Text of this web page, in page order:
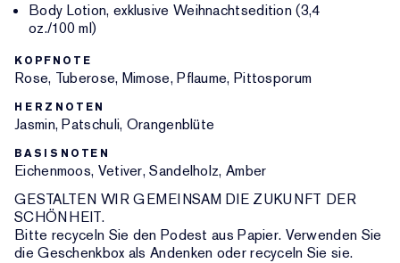
Body Lotion, exklusive Weihnachtsedition (3,4
oz./100 ml)
KOPFNOTE
Rose, Tuberose, Mimose, Pflaume, Pittosporum
HERZNOTEN
Jasmin, Patschuli, Orangenblüte
BASISNOTEN
Eichenmoos, Vetiver, Sandelholz, Amber
GESTALTEN WIR GEMEINSAM DIE ZUKUNFT DER
SCHÖNHEIT.
Bitte recyceln Sie den Podest aus Papier. Verwenden Sie
die Geschenkbox als Andenken oder recyceln Sie sie.